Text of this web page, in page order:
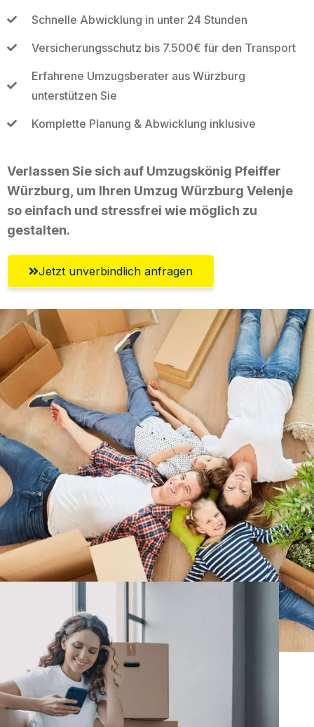
Schnelle Abwicklung in unter 24 Stunden
Versicherungsschutz bis 7.500€ für den Transport
Erfahrene Umzugsberater aus Würzburg
unterstützen Sie
Komplette Planung & Abwicklung inklusive
Verlassen Sie sich auf Umzugskönig Pfeiffer
Würzburg, um Ihren Umzug Würzburg Velenje
so einfach und stressfrei wie möglich zu
gestalten.
Jetzt unverbindlich anfragen